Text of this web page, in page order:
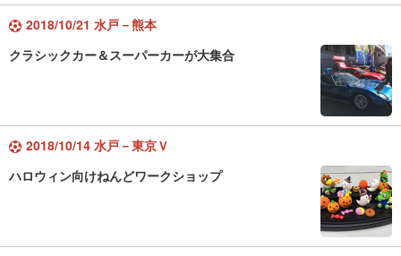
2018/10/21 水戸－熊本
クラシックカー＆スーパーカーが大集合
2018/10/14 水戸－東京Ｖ
ハロウィン向けねんどワークショップ